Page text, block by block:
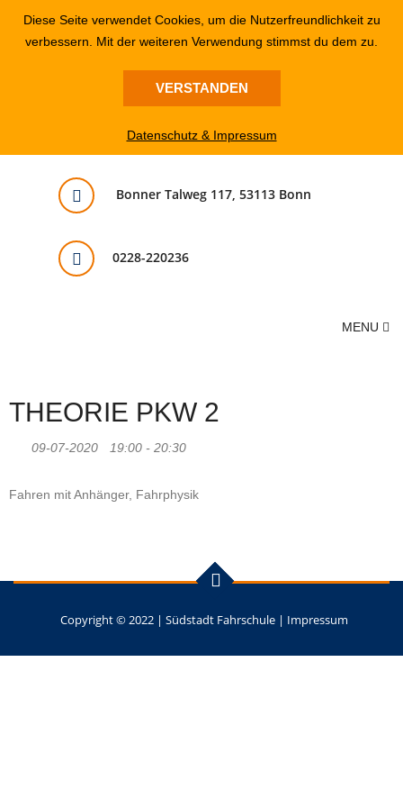
Bonner Talweg 117, 53113 Bonn
0228-220236
MENU
THEORIE PKW 2
09-07-2020 19:00 - 20:30
Fahren mit Anhänger, Fahrphysik
Copyright © 2022 | Südstadt Fahrschule | Impressum
Diese Seite verwendet Cookies, um die Nutzerfreundlichkeit zu
verbessern. Mit der weiteren Verwendung stimmst du dem zu.
VERSTANDEN
Datenschutz & Impressum